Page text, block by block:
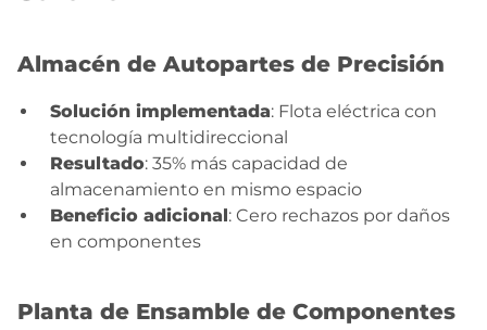
Almacén de Autopartes de Precisión
Solución implementada: Flota eléctrica con
tecnología multidireccional
Resultado: 35% más capacidad de
almacenamiento en mismo espacio
Beneficio adicional: Cero rechazos por daños
en componentes
Planta de Ensamble de Componentes